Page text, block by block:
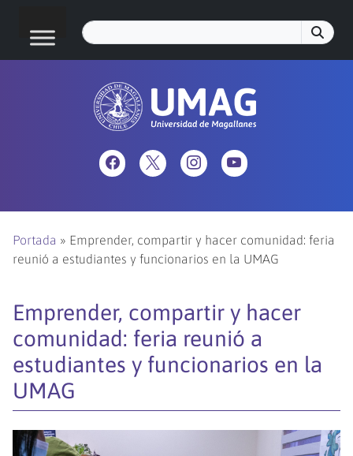
Portada » Emprender, compartir y hacer comunidad: feria
reunió a estudiantes y funcionarios en la UMAG
Emprender, compartir y hacer
comunidad: feria reunió a
estudiantes y funcionarios en la
UMAG